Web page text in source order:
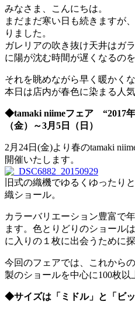
みなさま、こんにちは。
まだまだ寒い日も続きますが
りました。
ガレリアの吹き抜け天井はガ
に陽が沈む時間が遅くなるのを
それを眺めながら早く暖かく
本日は店内が春色に染まる人
◆tamaki niimeフェア “2017
（金）～3月5日（日）
2月24日(金)より春のtamaki
開催いたします。
旧式の織機でゆるくゆったり
織ショール。
カラーバリエーション豊富で
ます。色とりどりのショール
に入りの１枚に出会うために
今回のフェアでは、これから
製のショールを中心に100枚以
◆サイズは「ミドル」と「ビ